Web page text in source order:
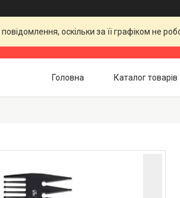
оскільки за її графіком не
Головна Каталог товарів